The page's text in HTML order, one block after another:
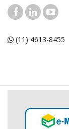
(11) 4613-8455